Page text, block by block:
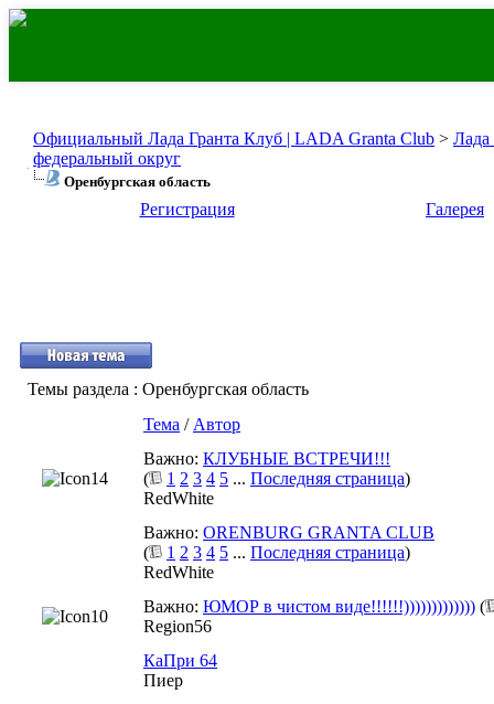
Официальный Лада Гранта Клуб | LADA Granta Club > Лада
федеральный округ
Оренбургская область
Регистрация Галерея
Темы раздела : Оренбургская область
Тема / Автор
Важно: КЛУБНЫЕ ВСТРЕЧИ!!!
(
1 2 3 4 5 ... Последняя страница)
RedWhite
Важно: ОRENBURG GRANTA CLUB
(
1 2 3 4 5 ... Последняя страница)
RedWhite
Важно: ЮМОР в чистом виде!!!!!!))))))))))))) (
Region56
КаПри 64
Пиер